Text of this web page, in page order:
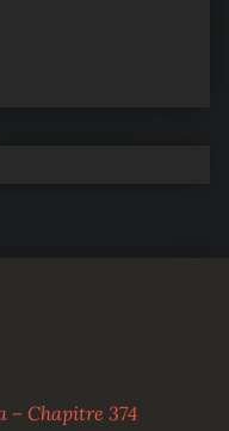
– Chapitre 374